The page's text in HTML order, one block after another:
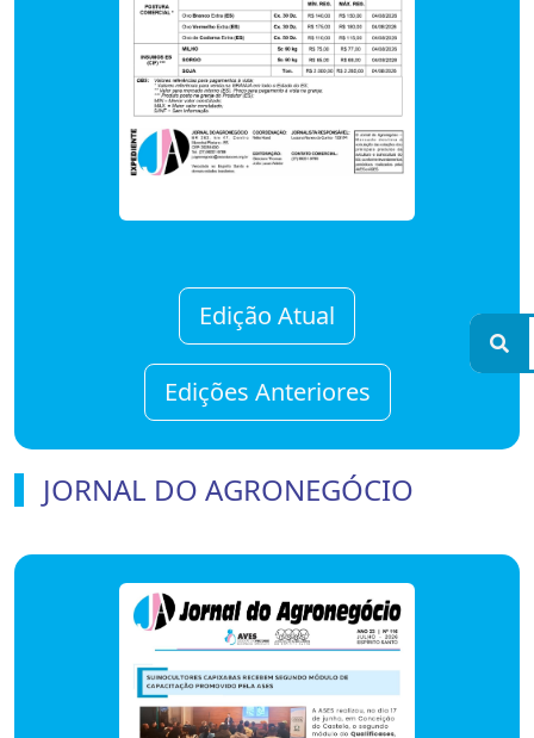
Edição Atual
Edições Anteriores
JORNAL DO AGRONEGÓCIO